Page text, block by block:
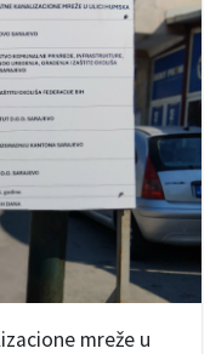
mreže u